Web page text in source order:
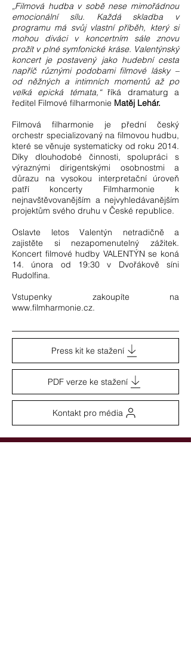
„Filmová hudba v sobě nese mimořádnou
emocionální sílu. Každá skladba v
programu má svůj vlastní příběh, který si
mohou diváci v koncertním sále znovu
prožít v plné symfonické kráse. Valentýnský
koncert je postavený jako hudební cesta
napříč různými podobami filmové lásky –
od něžných a intimních momentů až po
velká epická témata,“říká dramaturg a
ředitel Filmové filharmonie Matěj Lehár.
Filmová filharmonie je přední český
orchestr specializovaný na filmovou hudbu,
které se věnuje systematicky od roku 2014.
Díky dlouhodobé činnosti, spolupráci s
výraznými dirigentskými osobnostmi a
důrazu na vysokou interpretační úroveň
patří koncerty Filmharmonie k
nejnavštěvovanějším a nejvyhledávanějším
projektům svého druhu v České republice.
Oslavte letos Valentýn netradičně a
zajistěte si nezapomenutelný zážitek.
Koncert filmové hudby VALENTÝN se koná
14. února od 19:30 v Dvořákově síni
Rudolfina.
Vstupenky zakoupíte na
www.filmharmonie.cz.
Press kit ke stažení
PDF verze ke stažení
Kontakt pro média